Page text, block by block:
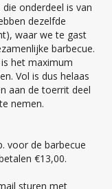
onderdeel is van
dezelfde
waar we te gast
barbecue.
het maximum
Vol is dus helaas
aan de toerrit deel
nemen.
voor de barbecue
€13,00.
sturen met